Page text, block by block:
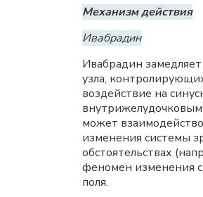
Механизм действия
Ивабрадин
Ивабрадин
узла,
воздействие на
может
изменения системы
обстоятельствах
феномен изменения
поля.